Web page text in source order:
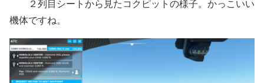
２列目シートから見たコクピットの様子。かっこいい
機体ですね。